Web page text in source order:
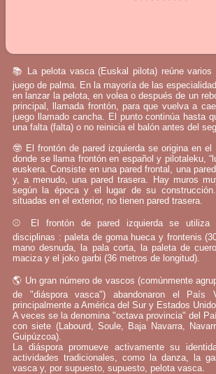
📚 La pelota vasca (Euskal pilota) reúne varios
juego de palma. En la mayoría de las
en lanzar la pelota, en volea o después de un
principal, llamada frontón, para que vuelva a
juego llamado cancha. El punto continúa hasta
una falta (falta) o no reinicia el balón antes del
🤓 El frontón de pared izquierda se origina en el
donde se llama frontón en español y pilotaleku,
euskera. Consiste en una pared frontal, una
y, a menudo, una pared trasera. Hay muros
según la época y el lugar de su
situadas en el exterior, no tienen pared trasera.
⚾ El frontón de pared izquierda se utiliza
disciplinas : paleta de goma hueca y frontenis
mano desnuda, la pala corta, la paleta de
maciza y el joko garbi (36 metros de longitud).
🌎 Un gran número de vascos (comúnmente
de "diáspora vasca") abandonaron el País
principalmente a América del Sur y Estados
A veces se la denomina "octava provincia" del
con siete (Labourd, Soule, Baja Navarra,
Guipúzcoa).
La diáspora promueve activamente su
actividades tradicionales, como la danza, la
vasca y, por supuesto, supuesto, pelota vasca.